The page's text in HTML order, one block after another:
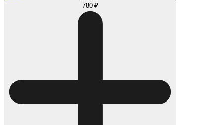
780 ₽